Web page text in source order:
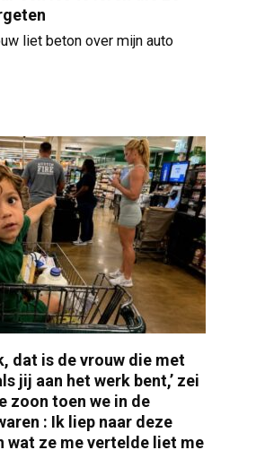
liet beton over mijn auto
dat is de vrouw die met
jij aan het werk bent,’ zei
zoon toen we in de
: Ik liep naar deze
wat ze me vertelde liet me